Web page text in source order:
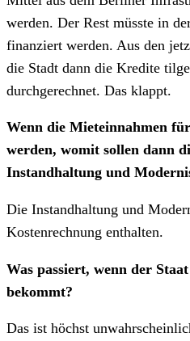
werden. Der Rest müsste in
finanziert werden. Aus den
die Stadt dann die Kredite
durchgerechnet. Das klappt.
Wenn die Mieteinnahmen
werden, womit sollen dann
Instandhaltung und
Die Instandhaltung und
Kostenrechnung enthalten.
Was passiert, wenn der
bekommt?
Das ist höchst